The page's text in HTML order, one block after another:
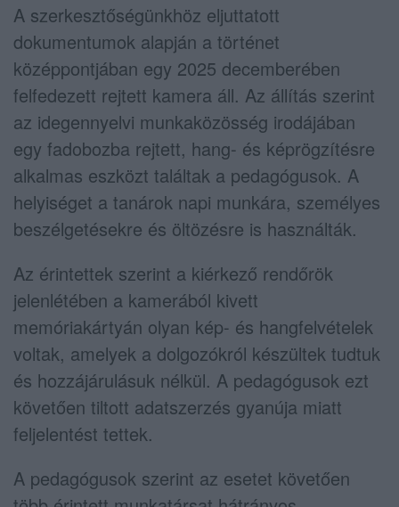
A szerkesztőségünkhöz eljuttatott
dokumentumok alapján a történet
középpontjában egy 2025 decemberében
felfedezett rejtett kamera áll. Az állítás szerint
az idegennyelvi munkaközösség irodájában
egy fadobozba rejtett, hang- és képrögzítésre
alkalmas eszközt találtak a pedagógusok. A
helyiséget a tanárok napi munkára, személyes
beszélgetésekre és öltözésre is használták.
Az érintettek szerint a kiérkező rendőrök
jelenlétében a kamerából kivett
memóriakártyán olyan kép- és hangfelvételek
voltak, amelyek a dolgozókról készültek tudtuk
és hozzájárulásuk nélkül. A pedagógusok ezt
követően tiltott adatszerzés gyanúja miatt
feljelentést tettek.
A pedagógusok szerint az esetet követően